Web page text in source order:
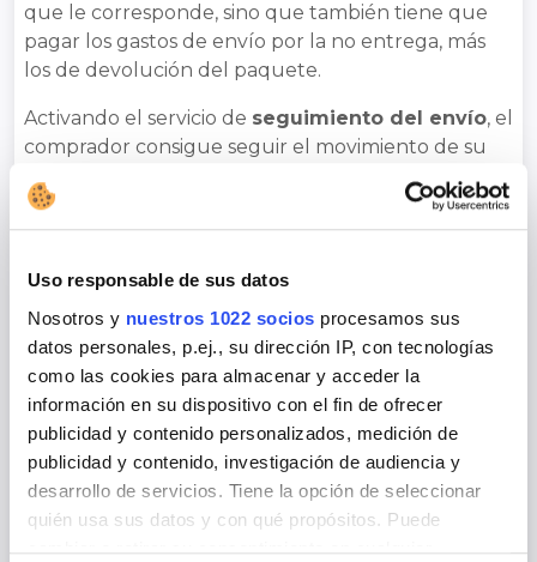
Uso responsable de sus datos
Nosotros y nuestros 1022 socios procesamos sus
datos personales, p.ej., su dirección IP, con tecnologías
como las cookies para almacenar y acceder la
información en su dispositivo con el fin de ofrecer
publicidad y contenido personalizados, medición de
publicidad y contenido, investigación de audiencia y
desarrollo de servicios. Tiene la opción de seleccionar
quién usa sus datos y con qué propósitos. Puede
que le corresponde, sino que también tiene que
pagar los gastos de envío por la no entrega, más
los de devolución del paquete.
Activando el servicio de seguimiento del envío, el
comprador consigue seguir el movimiento de su
compra en tiempo real y puede organizar su
presencia en casa en el momento de la entrega. El
seguimiento en línea es unagarantíatanto para el
riesgos de no entrega se limitan en gran medida.
Cada empresa de paquetería aplica sus propias
tarifas para el pago contra reembolso y un servicio
como el que ofrece Sendago.com te permite
comparar las distintas soluciones disponibles y
elegir la que mejor se adapte a tus necesidades y a
tu presupuesto.